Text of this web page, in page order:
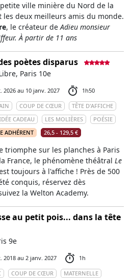
ville minière du Nord de la
les deux meilleurs amis du monde.
, le créateur deAdieu monsieur
À partir de 11 ans
poètes disparus
Paris 10e
2026 au 10 janv. 2027
1h50
COUP DE CŒUR
TÊTE D'AFFICHE
CADEAU LES MOLIÈRES
POÉSIE
ADHÉRENT 26,5 - 129,5 €
triomphe sur les planches à Paris
France, le phénomène théâtral Le
toujours à l'affiche ! Près de 500
conquis, réservez dès
la Welton Academy.
au petit pois... dans la tête
9e
2018 au 2 janv. 2027
1h
COUP DE CŒUR
MATERNELLE